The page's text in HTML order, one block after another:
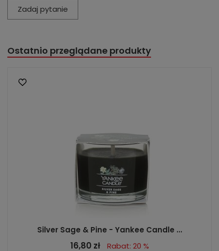
Zadaj pytanie
Ostatnio przeglądane produkty
Silver Sage & Pine - Yankee Candle ...
16,80 zł Rabat: 20 %